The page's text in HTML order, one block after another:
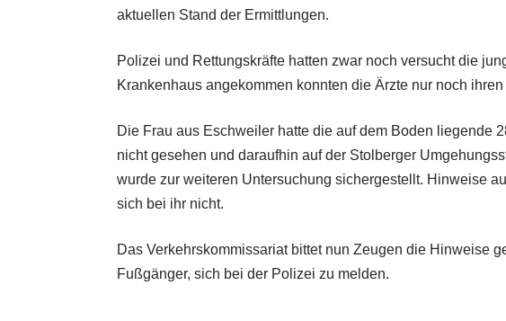
aktuellen Stand der Ermittlungen.
Polizei und Rettungskräfte hatten zwar noch versucht die
Krankenhaus angekommen konnten die Ärzte nur noch ihren
Die Frau aus Eschweiler hatte die auf dem Boden liegende
nicht gesehen und daraufhin auf der Stolberger
wurde zur weiteren Untersuchung sichergestellt. Hinweise
sich bei ihr nicht.
Das Verkehrskommissariat bittet nun Zeugen die Hinweise
Fußgänger, sich bei der Polizei zu melden.